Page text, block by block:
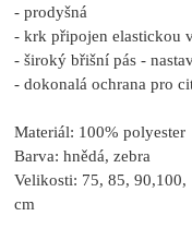
- prodyšná
- krk připojen elastickou
- široký břišní pás -
- dokonalá ochrana pro
Materiál: 100% polyester
Barva: hnědá, zebra
Velikosti: 75, 85,
cm